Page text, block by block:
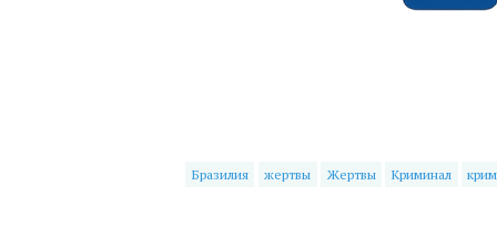
Бразилия жертвы Жертвы Криминал